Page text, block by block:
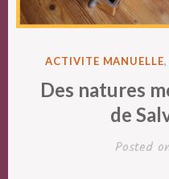
POSTED
ACTIVITE MANUELLE,
Des natures
de
Posted